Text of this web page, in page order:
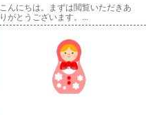
こんにちは。まずは閲覧いただきあ
りがとうございます。...